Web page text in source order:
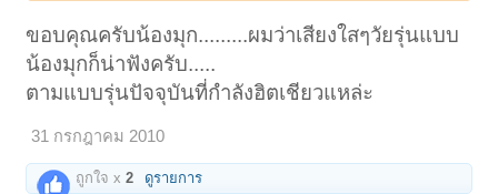
ขอบคุณครับน้องมุก.........ผมว่าเสียงใสๆวัยรุ่นแบบ
น้องมุกก็น่าฟังครับ.....
ตามแบบรุ่นปัจจุบันที่กำลังฮิตเชียวแหล่ะ
31 กรกฎาคม 2010
ถูกใจ x2 ดูรายการ